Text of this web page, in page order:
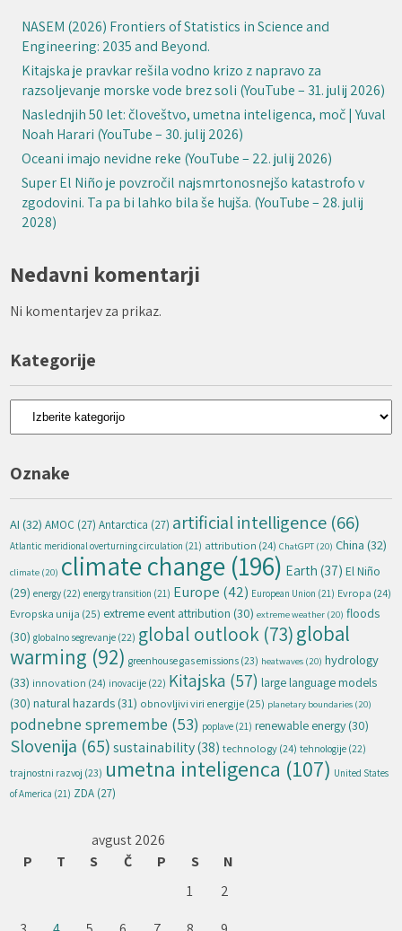
NASEM (2026) Frontiers of Statistics in Science and
Engineering: 2035 and Beyond.
Kitajska je pravkar rešila vodno krizo z napravo za
razsoljevanje morske vode brez soli (YouTube – 31. julij 2026)
Naslednjih 50 let: človeštvo, umetna inteligenca, moč | Yuval
Noah Harari (YouTube – 30. julij 2026)
Oceani imajo nevidne reke (YouTube – 22. julij 2026)
Super El Niño je povzročil najsmrtonosnejšo katastrofo v
zgodovini. Ta pa bi lahko bila še hujša. (YouTube – 28. julij
2028)
Nedavni komentarji
Ni komentarjev za prikaz.
Kategorije
Kategorije
Oznake
AI (32) AMOC (27) Antarctica (27) artificial intelligence (66)
Atlantic meridional overturning circulation (21) attribution (24) ChatGPT (20) China (32)
climate (20) climate change (196) Earth (37) El Niño
(29) energy (22) energy transition (21) Europe (42) European Union (21) Evropa (24)
Evropska unija (25) extreme event attribution (30) extreme weather (20) floods
(30) globalno segrevanje (22) global outlook (73)global
warming (92) greenhouse gas emissions (23) heatwaves (20) hydrology
(33) innovation (24) inovacije (22) Kitajska (57) large language models
(30) natural hazards (31) obnovljivi viri energije(25) planetary boundaries (20)
podnebne spremembe (53) poplave (21) renewable energy (30)
Slovenija (65) sustainability(38) technology(24) tehnologije (22)
trajnostni razvoj (23) umetna inteligenca (107) United States
of America (21) ZDA (27)
avgust 2026
P
T S Č P S
N
1
2